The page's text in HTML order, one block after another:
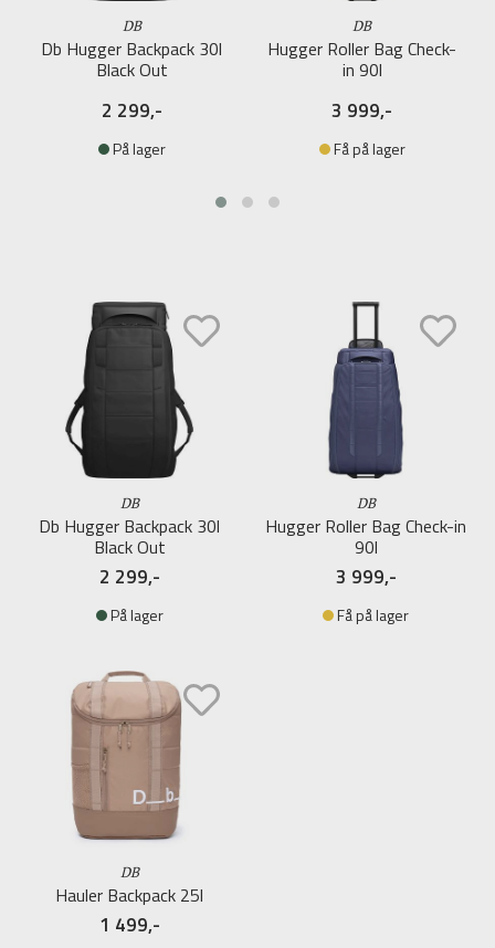
DB
Db Hugger Backpack 30l
Black Out
2 299,-
På lager
DB
Hugger Roller Bag Check-
in 90l
3 999,-
Få på lager
DB
Db Hugger Backpack 30l
Black Out
2 299,-
På lager
DB
Hugger Roller Bag Check-in
90l
3 999,-
Få på lager
DB
Hauler Backpack 25l
1 499,-